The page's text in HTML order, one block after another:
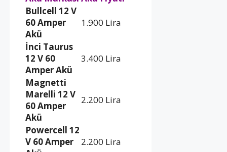
Bullcell 12 V
60 Amper
Akü
1.900 Lira
İnci Taurus
12 V 60
Amper Akü
3.400 Lira
Magnetti
Marelli 12 V
60 Amper
Akü
2.200 Lira
Powercell 12
V 60 Amper
2.200 Lira